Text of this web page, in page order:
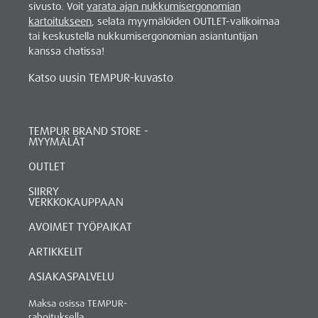
sivusto. Voit varata ajan nukkumisergonomian
kartoitukseen, selata myymälöiden OUTLET-valikoimaa
tai keskustella nukkumisergonomian asiantuntijan
kanssa chatissa!
Katso uusin TEMPUR-kuvasto
TEMPUR BRAND STORE -
MYYMÄLÄT
OUTLET
SIIRRY
VERKKOKAUPPAAN
AVOIMET TYÖPAIKAT
ARTIKKELIT
ASIAKASPALVELU
Maksa osissa TEMPUR-